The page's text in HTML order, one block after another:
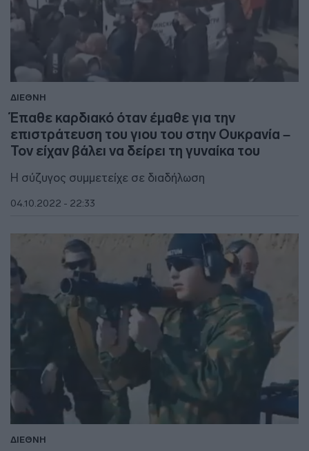
ΔΙΕΘΝΗ
Έπαθε καρδιακό όταν έμαθε για την
επιστράτευση του γιου του στην Ουκρανία –
Τον είχαν βάλει να δείρει τη γυναίκα του
Η σύζυγος συμμετείχε σε διαδήλωση
04.10.2022 - 22:33
ΔΙΕΘΝΗ